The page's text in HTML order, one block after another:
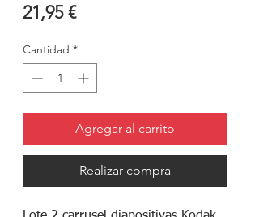
21,95 €Precio
Cantidad *
Agregar al carrito
Realizar compra